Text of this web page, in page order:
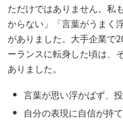
ただけではありません。私
からない」「言葉がうまく
がありました。大手企業で
ーランスに転身した頃は、
ありました。
言葉が思い浮かばず、
自分の表現に自信が持